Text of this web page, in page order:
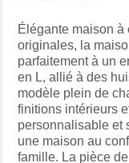
Élégante maison
originales, la
parfaitement à un
en L, allié à des
modèle plein de
finitions intérieurs
personnalisable et
une maison au
famille. La pièce